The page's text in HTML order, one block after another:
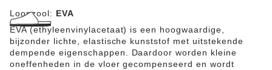
Loopzool: EVA
EVA (ethyleenvinylacetaat) is een hoogwaardige,
bijzonder lichte, elastische kunststof met uitstekende
dempende eigenschappen. Daardoor worden kleine
oneffenheden in de vloer gecompenseerd en wordt